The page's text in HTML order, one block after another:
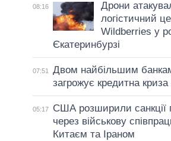
08:16
Дрони
логістичний
Wildberries у
Єкатеринбурзі
07:51
Двом найбільшим банкам
загрожує кредитна криза
05:17
США розширили санкції
через військову
Китаєм та Іраном